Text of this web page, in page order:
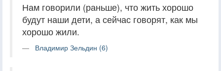
Нам говорили (раньше), что жить хорошо
будут наши дети, а сейчас говорят, как мы
хорошо жили.
Владимир Зельдин (6)